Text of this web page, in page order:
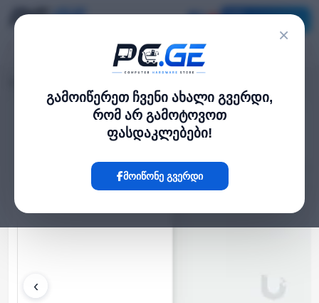
×
გამოიწერეთ ჩვენი ახალი გვერდი,
რომ არ გამოტოვოთ
ფასდაკლებები!
მოიწონე გვერდი
‹